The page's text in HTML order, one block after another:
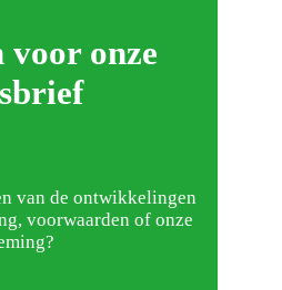
voor onze
van de ontwikkelingen
voorwaarden of onze